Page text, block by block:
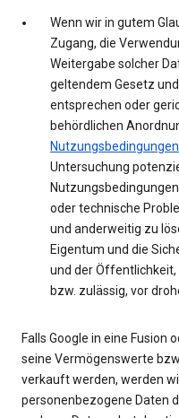
Wenn wir in gutem
Zugang, die
Weitergabe solcher
geltendem Gesetz
entsprechen oder
behördlichen
Nutzungsbedingungen
Untersuchung
oder technische
und anderweitig zu
Eigentum und die
und der
bzw. zulässig, vor
Falls Google in eine Fusion
seine Vermögenswerte
verkauft werden, werden
personenbezogene Daten